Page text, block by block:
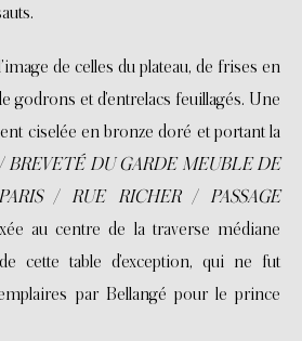
de celles du plateau, de frises en
godrons et d’entrelacs feuillagés. Une
ciselée en bronze doré et portant la
BREVETÉ DU GARDE MEUBLE DE
PARIS/ RUE RICHER/
PASSAGE
au centre de la traverse médiane
cette table d’exception, qui ne fut
par Bellangé pour le prince